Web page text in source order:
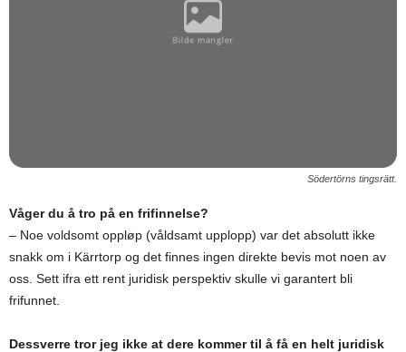
Södertörns tingsrätt.
Våger du å tro på en frifinnelse?
– Noe voldsomt oppløp (våldsamt upplopp) var det absolutt ikke
snakk om i Kärrtorp og det finnes ingen direkte bevis mot noen av
oss. Sett ifra ett rent juridisk perspektiv skulle vi garantert bli
frifunnet.
Dessverre tror jeg ikke at dere kommer til å få en helt juridisk